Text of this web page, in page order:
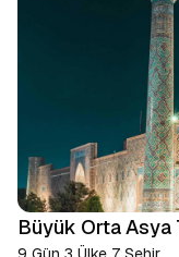
Büyük Orta Asya